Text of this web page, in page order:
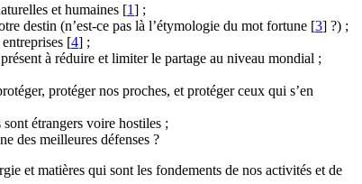
et humaines [1] ;
destin (n’est-ce pas là l’étymologie du mot fortune [3] ?) ;
[4] ;
à réduire et limiter le partage au niveau mondial ;
protéger nos proches, et protéger ceux qui s’en
étrangers voire hostiles ;
des meilleures défenses ?
et matières qui sont les fondements de nos activités et de